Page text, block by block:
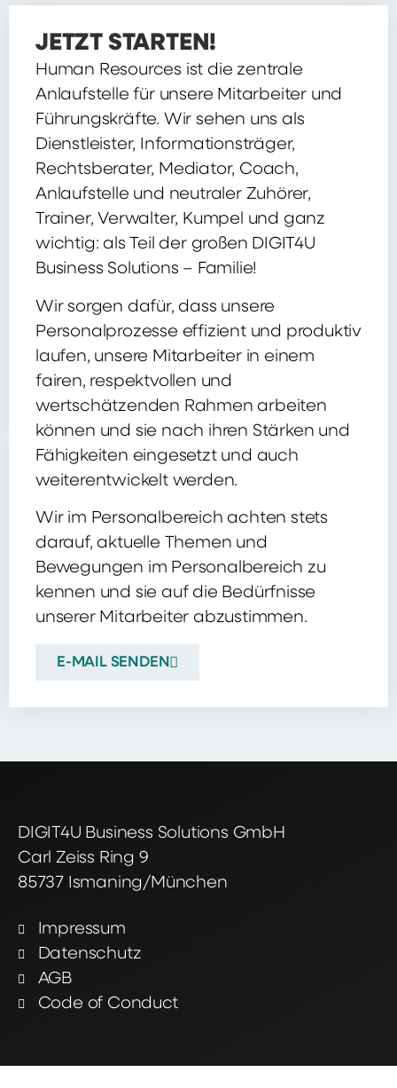
JETZT STARTEN!
Human Resources ist die zentrale
Anlaufstelle für unsere Mitarbeiter und
Führungskräfte. Wir sehen uns als
Dienstleister, Informationsträger,
Rechtsberater, Mediator, Coach,
Anlaufstelle und neutraler Zuhörer,
Trainer, Verwalter, Kumpel und ganz
wichtig: als Teil der großen DIGIT4U
Business Solutions – Familie!
Wir sorgen dafür, dass unsere
Personalprozesse effizient und produktiv
laufen, unsere Mitarbeiter in einem
fairen, respektvollen und
wertschätzenden Rahmen arbeiten
können und sie nach ihren Stärken und
Fähigkeiten eingesetzt und auch
weiterentwickelt werden.
Wir im Personalbereich achten stets
darauf, aktuelle Themen und
Bewegungen im Personalbereich zu
kennen und sie auf die Bedürfnisse
unserer Mitarbeiter abzustimmen.
E-MAIL SENDEN
DIGIT4U Business Solutions GmbH
Carl Zeiss Ring 9
85737 Ismaning/München
Impressum
Datenschutz
AGB
Code of Conduct